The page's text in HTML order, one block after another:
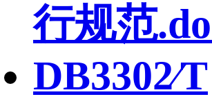
行规范
DB3302∕T